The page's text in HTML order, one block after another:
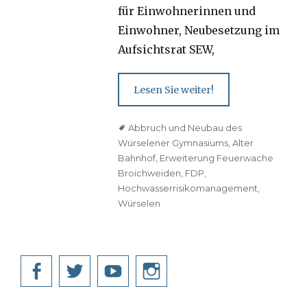
für Einwohnerinnen und
Einwohner, Neubesetzung im
Aufsichtsrat SEW,
Lesen Sie weiter!
TagsAbbruch und Neubau des
Würselener Gymnasiums ,Alter
Bahnhof, Erweiterung Feuerwache
Broichweiden FDP
Hochwasserrisikomanagement
Würselen
Facebook
TwitterYouTube